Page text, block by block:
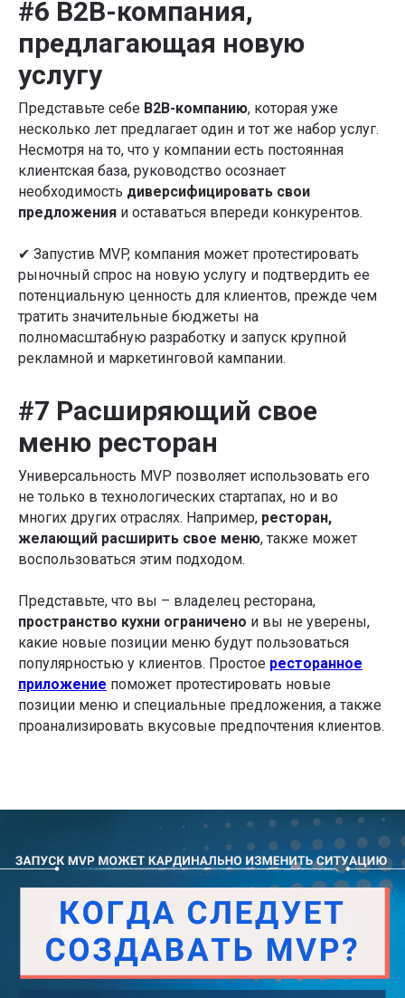
#6 B2B-компания,
предлагающая новую
услугу
Представьте себе B2B-компанию, которая уже
несколько лет предлагает один и тот же набор услуг.
Несмотря на то, что у компании есть постоянная
клиентская база, руководство осознает
необходимость диверсифицировать свои
предложения и оставаться впереди конкурентов.
✔ Запустив MVP, компания может протестировать
рыночный спрос на новую услугу и подтвердить ее
потенциальную ценность для клиентов, прежде чем
тратить значительные бюджеты на
полномасштабную разработку и запуск крупной
рекламной и маркетинговой кампании.
#7 Расширяющий свое
меню ресторан
Универсальность MVP позволяет использовать его
не только в технологических стартапах, но и во
многих других отраслях. Например, ресторан,
желающий расширить свое меню, также может
воспользоваться этим подходом.
Представьте, что вы – владелец ресторана,
пространство кухни ограничено и вы не уверены,
какие новые позиции меню будут пользоваться
популярностью у клиентов. Простое ресторанное
приложение поможет протестировать новые
позиции меню и специальные предложения, а также
проанализировать вкусовые предпочтения клиентов.